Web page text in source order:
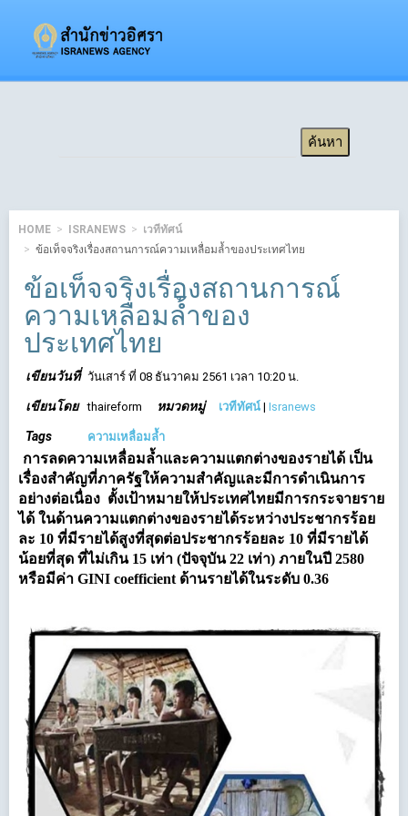
HOME ISRANEWS
เวทีทัศน์
ข้อเท็จจริงเรื่องสถานการณ์ความเหลื่อมล้ำของประเทศไทย
ข้อเท็จจริงเรื่องสถานการณ์
ความเหลื่อมล้ำของ
ประเทศไทย
เขียนวันที่ วันเสาร์ ที่ 08 ธันวาคม 2561 เวลา 10:20 น.
เขียนโดย thaireform หมวดหมู่ เวทีทัศน์ |Isranews
Tags ความเหลื่อมล้ำ
การลดความเหลื่อมล้ำและความแตกต่างของรายได้ เป็น
เรื่องสำคัญที่ภาครัฐให้ความสำคัญและมีการดำเนินการ
อย่างต่อเนื่อง ตั้งเป้าหมายให้ประเทศไทยมีการกระจายราย
ได้ ในด้านความแตกต่างของรายได้ระหว่างประชากรร้อย
ละ 10 ที่มีรายได้สูงที่สุดต่อประชากรร้อยละ 10 ที่มีรายได้
น้อยที่สุด ที่ไม่เกิน 15 เท่า (ปัจจุบัน 22 เท่า) ภายในปี 2580
หรือมีค่า GINI coefficient ด้านรายได้ในระดับ 0.36